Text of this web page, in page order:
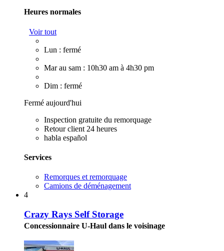
Heures normales
Voir tout
Lun : fermé
Mar au sam : 10h30 am à 4h30 pm
Dim : fermé
Fermé aujourd'hui
Inspection gratuite du remorquage
Retour client 24 heures
habla español
Services
Remorques et remorquage
Camions de déménagement
4
Crazy Rays Self Storage
Concessionnaire U-Haul dans le voisinage